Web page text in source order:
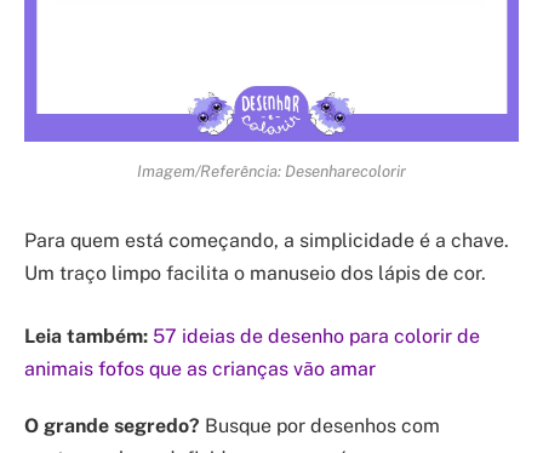
Imagem/Referência: Desenharecolorir
Para quem está começando, a simplicidade é a chave.
Um traço limpo facilita o manuseio dos lápis de cor.
Leia também: 57 ideias de desenho para colorir de
animais fofos que as crianças vão amar
O grande segredo? Busque por desenhos com